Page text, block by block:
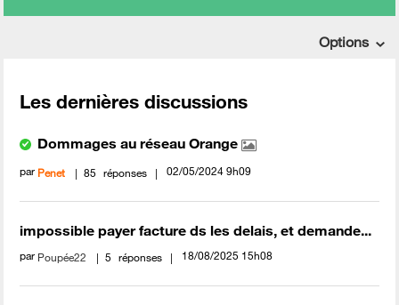
Options
Les dernières discussions
Dommages au réseau Orange
par Penet 85 réponses ‎02/05/2024 9h09
impossible payer facture ds les delais, et demande...
par Poupée22 5 réponses ‎18/08/2025 15h08